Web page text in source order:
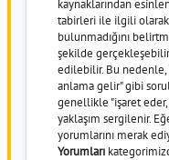
kaynaklarından
tabirleri ile ilgili
bulunmadığını
şekilde
edilebilir. Bu nedenle,
anlama gelir" gibi
genellikle "işaret
yaklaşım sergilenir.
yorumlarını merak
Yorumları